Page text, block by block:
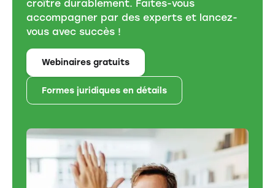
croître durablement. Faites-vous
accompagner par des experts et lancez-
vous avec succès !
Webinaires gratuits
Formes juridiques en détails